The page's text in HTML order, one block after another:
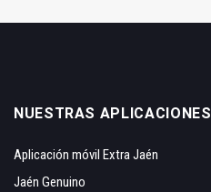
NUESTRAS APLICACIONES
Aplicación móvil Extra Jaén
Jaén Genuino